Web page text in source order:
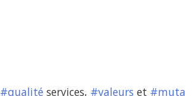
#qualitéservices, #valeurs et